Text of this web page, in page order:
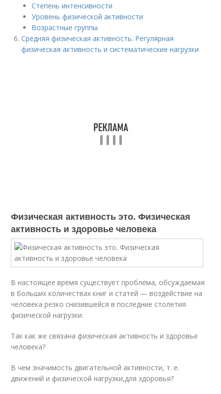
Степень интенсивности
Уровень физической активности
Возрастные группы
Средняя физическая активность. Регулярная
физическая активность и систематические нагрузки
Физическая активность это. Физическая
активность и здоровье человека
В настоящее время существует проблема, обсуждаемая
в больших количествах книг и статей — воздействие на
человека резко снизившейся в последние столетия
физической нагрузки.
Так как же связана физическая активность и здоровье
человека?
В чем значимость двигательной активности, т. е.
движений и физической нагрузки,для здоровья?